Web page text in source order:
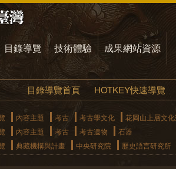
目錄導覽 技術體驗 成果網站資源
目錄導覽首頁 HOTKEY快速導覽
內容主題 考古 考古學文化
花岡山上層文
內容主題 考古 考古遺物
石器
典藏機構與計畫 中央研究院 歷史語言研究所